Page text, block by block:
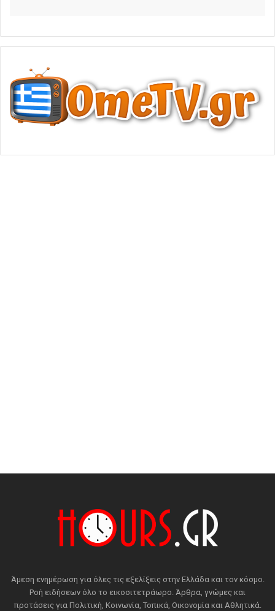
Άμεση ενημέρωση για όλες τις εξελίξεις στην Ελλάδα και τον κόσμο.
Ροή ειδήσεων όλο το εικοσιτετράωρο. Άρθρα, γνώμες και
προτάσεις για Πολιτική, Κοινωνία, Τοπικά, Οικονομία και Αθλητικά.